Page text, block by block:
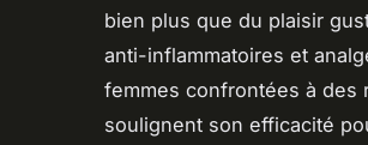
bien plus que du plaisir
anti-inflammatoires et
femmes confrontées à des
soulignent son efficacité